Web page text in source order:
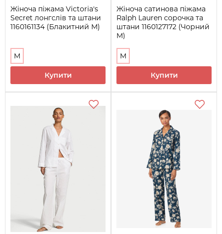
Жіноча піжама Victoria's
Secret лонгслів та штани
1160161134 (Блакитний M)
M
Купити
Жіноча сатинова піжама
Ralph Lauren сорочка та
штани 1160127172 (Чорний
M)
M
Купити